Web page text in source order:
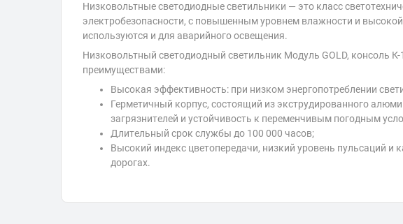
Низковольтные светодиодные светильники — это класс
электробезопасности, с повышенным уровнем влажности и
используются и для аварийного освещения.
Низковольтный светодиодный светильник Модуль GOLD, консоль
преимуществами:
Высокая эффективность: при низком энергопотреблении
Герметичный корпус, состоящий из экструдированного
загрязнителей и устойчивость к переменчивым погодным
Длительный срок службы до 100 000 часов;
Высокий индекс цветопередачи, низкий уровень пульсаций
дорогах.